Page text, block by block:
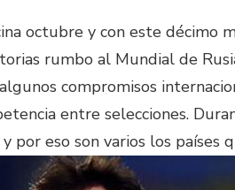
octubre y con este décimo
rumbo al Mundial de
compromisos
entre selecciones.
por eso son varios los países